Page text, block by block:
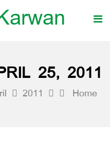
25, 2011
Home
2011